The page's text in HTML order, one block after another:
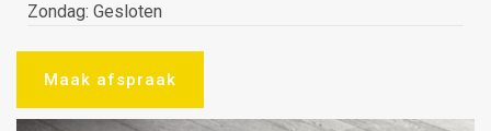
Zondag: Gesloten
Maak afspraak